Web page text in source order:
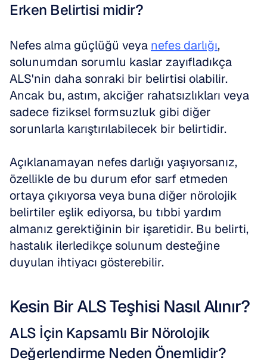
Erken Belirtisi midir?
Nefes alma güçlüğü veya nefes darlığı,
solunumdan sorumlu kaslar zayıfladıkça
ALS'nin daha sonraki bir belirtisi olabilir.
Ancak bu, astım, akciğer rahatsızlıkları veya
sadece fiziksel formsuzluk gibi diğer
sorunlarla karıştırılabilecek bir belirtidir.
Açıklanamayan nefes darlığı yaşıyorsanız,
özellikle de bu durum efor sarf etmeden
ortaya çıkıyorsa veya buna diğer nörolojik
belirtiler eşlik ediyorsa, bu tıbbi yardım
almanız gerektiğinin bir işaretidir. Bu belirti,
hastalık ilerledikçe solunum desteğine
duyulan ihtiyacı gösterebilir.
Kesin Bir ALS Teşhisi Nasıl Alınır?
ALS İçin Kapsamlı Bir Nörolojik
Değerlendirme Neden Önemlidir?